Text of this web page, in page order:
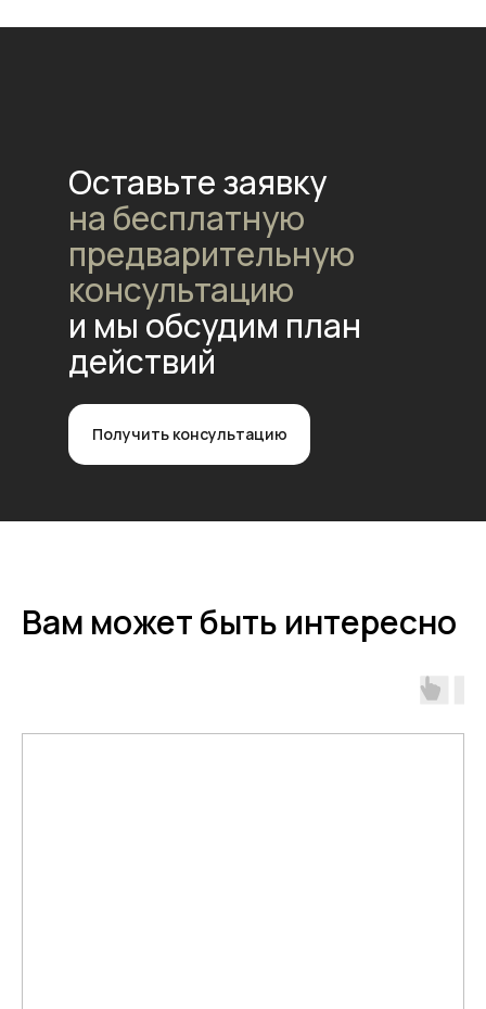
Получить консультацию
Оставьте заявку
на бесплатную
предварительную
консультацию
и мы обсудим план
действий
Вам может быть интересно